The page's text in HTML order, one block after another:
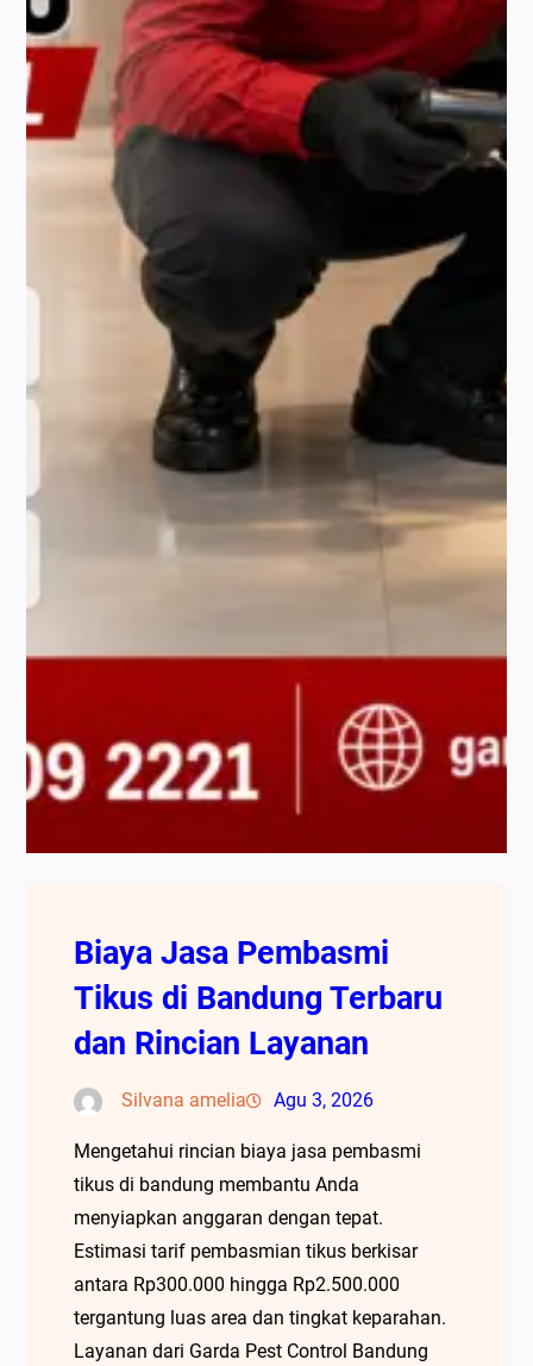
Biaya Jasa Pembasmi
Tikus di Bandung Terbaru
dan Rincian Layanan
Silvana amelia Agu 3, 2026
Mengetahui rincian biaya jasa pembasmi
tikus di bandung membantu Anda
menyiapkan anggaran dengan tepat.
Estimasi tarif pembasmian tikus berkisar
antara Rp300.000 hingga Rp2.500.000
tergantung luas area dan tingkat keparahan.
Layanan dari Garda Pest Control Bandung